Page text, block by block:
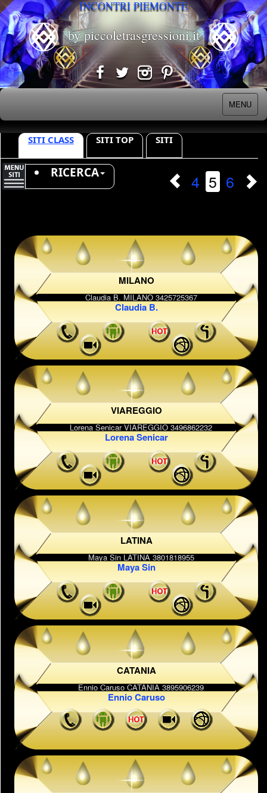
INCONTRI PIEMONTE
by piccoletrasgressioni.it
MENU
SITI CLASS SITI TOP SITI
RICERCA 4 5 6
MILANO
Claudia B.
VIAREGGIO
Lorena Senicar
LATINA
Maya Sin
CATANIA
Ennio Caruso